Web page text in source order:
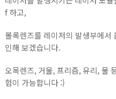
f 하고,
볼록렌즈를 레이저의 발생부에서
인해 보겠습니다.
오목렌즈, 거울, 프리즘, 유리, 물
험이 가능합니다 :)